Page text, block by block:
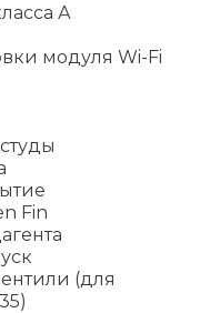
А
модуля Wi-Fi
Fin
(для